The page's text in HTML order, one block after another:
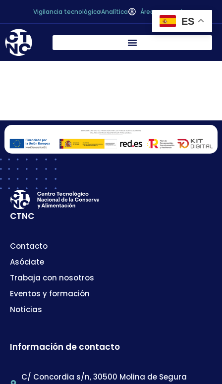
Vigilancia tecnológicaAnalítica Área personal
CTNC
Contacto
Asóciate
Trabaja con nosotros
Eventos y formación
Noticias
Información de contacto
C/ Concordia s/n, 30500 Molina de Segura
ES